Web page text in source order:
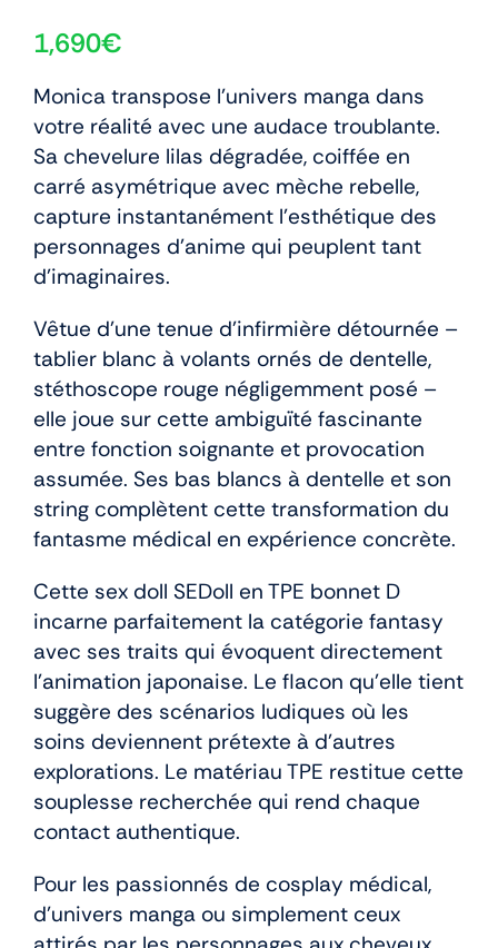
1,690€
Monica transpose l’univers manga dans
votre réalité avec une audace troublante.
Sa chevelure lilas dégradée, coiffée en
carré asymétrique avec mèche rebelle,
capture instantanément l’esthétique des
personnages d’anime qui peuplent tant
d’imaginaires.
Vêtue d’une tenue d’infirmière détournée –
tablier blanc à volants ornés de dentelle,
stéthoscope rouge négligemment posé –
elle joue sur cette ambiguïté fascinante
entre fonction soignante et provocation
assumée. Ses bas blancs à dentelle et son
string complètent cette transformation du
fantasme médical en expérience concrète.
Cette sex doll SEDoll en TPE bonnet D
incarne parfaitement la catégorie fantasy
avec ses traits qui évoquent directement
l’animation japonaise. Le flacon qu’elle tient
suggère des scénarios ludiques où les
soins deviennent prétexte à d’autres
explorations. Le matériau TPE restitue cette
souplesse recherchée qui rend chaque
contact authentique.
Pour les passionnés de cosplay médical,
d’univers manga ou simplement ceux